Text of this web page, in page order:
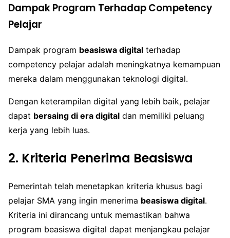
Dampak Program Terhadap Competency
Pelajar
Dampak program beasiswa digital terhadap
competency pelajar adalah meningkatnya kemampuan
mereka dalam menggunakan teknologi digital.
Dengan keterampilan digital yang lebih baik, pelajar
dapat bersaing di era digital dan memiliki peluang
kerja yang lebih luas.
2. Kriteria Penerima Beasiswa
Pemerintah telah menetapkan kriteria khusus bagi
pelajar SMA yang ingin menerima beasiswa digital.
Kriteria ini dirancang untuk memastikan bahwa
program beasiswa digital dapat menjangkau pelajar